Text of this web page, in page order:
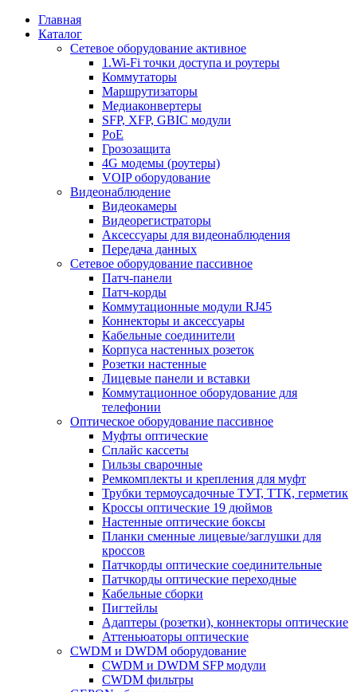
Главная
Каталог
Сетевое оборудование активное
1.Wi-Fi точки доступа и роутеры
Коммутаторы
Маршрутизаторы
Медиаконвертеры
SFP, XFP, GBIC модули
PoE
Грозозащита
4G модемы (роутеры)
VOIP оборудование
Видеонаблюдение
Видеокамеры
Видеорегистраторы
Аксессуары для видеонаблюдения
Передача данных
Сетевое оборудование пассивное
Патч-панели
Патч-корды
Коммутационные модули RJ45
Коннекторы и аксессуары
Кабельные соединители
Корпуса настенных розеток
Розетки настенные
Лицевые панели и вставки
Коммутационное оборудование для
телефонии
Оптическое оборудование пассивное
Муфты оптические
Сплайс кассеты
Гильзы сварочные
Ремкомплекты и крепления для муфт
Трубки термоусадочные ТУТ, ТТК, герметик
Кроссы оптические 19 дюймов
Настенные оптические боксы
Планки сменные лицевые/заглушки для
кроссов
Патчкорды оптические соединительные
Патчкорды оптические переходные
Кабельные сборки
Пигтейлы
Адаптеры (розетки), коннекторы оптические
Аттеньюаторы оптические
CWDM и DWDM оборудование
CWDM и DWDM SFP модули
CWDM фильтры